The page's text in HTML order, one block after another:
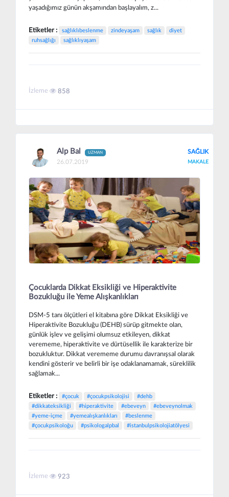
yaşadığımız günün akşamından başlayalım, z...
Etiketler : sağlıklıbeslenme zindeyaşam sağlık
diyet
ruhsağlığı
sağlıklıyaşam
İzleme 858
Alp Bal UZMAN
26.07.2019
SAĞLIK
MAKALE
Çocuklarda Dikkat Eksikliği ve Hiperaktivite
Bozukluğu ile Yeme Alışkanlıkları
DSM-5 tanı ölçütleri el kitabına göre Dikkat Eksikliği ve
Hiperaktivite Bozukluğu (DEHB) sürüp gitmekte olan,
günlük işlev ve gelişimi olumsuz etkileyen, dikkat
verememe, hiperaktivite ve dürtüsellik ile karakterize bir
bozukluktur. Dikkat verememe durumu davranışsal olarak
kendini gösterir ve belirli bir işe odaklanamamak, süreklilik
sağlamak...
Etiketler : #çocuk #çocukpsikolojisi
#dehb
#dikkateksikliği
#hiperaktivite #ebeveyn
#ebeveynolmak
#yeme-içme
#yemealışkanlıkları
#beslenme
#çocukpsikoloğu
#psikologalpbal #istanbulpsikolojiatölyesi
İzleme 923